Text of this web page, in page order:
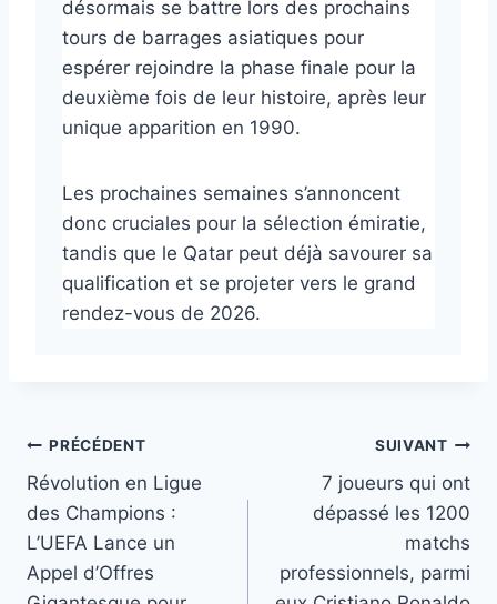
désormais se battre lors des prochains
tours de barrages asiatiques pour
espérer rejoindre la phase finale pour la
deuxième fois de leur histoire, après leur
unique apparition en 1990.
Les prochaines semaines s’annoncent
donc cruciales pour la sélection émiratie,
tandis que le Qatar peut déjà savourer sa
qualification et se projeter vers le grand
rendez-vous de 2026.
Navigation
de
l’article
PRÉCÉDENT
Révolution en Ligue
des Champions :
L’UEFA Lance un
Appel d’Offres
SUIVANT
7 joueurs qui ont
dépassé les 1200
matchs
professionnels, parmi